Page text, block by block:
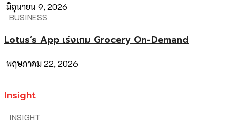
มิถุนายน 9, 2026
BUSINESS
Lotus’s App เร่งเกม Grocery On-Demand
พฤษภาคม 22, 2026
Insight
INSIGHT